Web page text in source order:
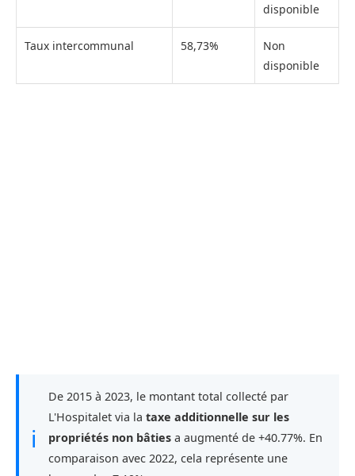
disponible
Taux intercommunal 58,73%
Non
disponible
ℹ
De 2015 à 2023, le montant total collecté par
L'Hospitalet via la taxe additionnelle sur les
propriétés non bâties a augmenté de +40.77%. En
comparaison avec 2022, cela représente une